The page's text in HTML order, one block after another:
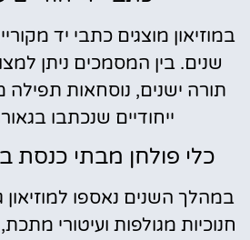
במוזיאון מוצגים כתבי יד
שנים. בין המסמכים ניתן
תורה ישנים, נוסחאות תפילה
ייחודיים שנכתבו
כלי פולחן מבתי כנסת
במהלך השנים נאספו למוזיאון
חנוכיות מגולפות ועיטורי